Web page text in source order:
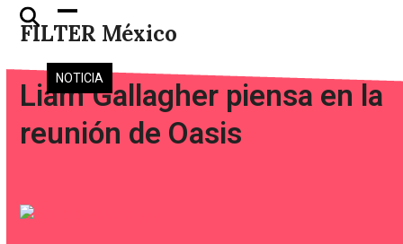
Skip
FILTER México
Open
mobile
menu
Close
mobile
menu
NOTICIA
Liam Gallagher piensa en la
reunión de Oasis